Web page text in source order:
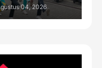
04, 2026